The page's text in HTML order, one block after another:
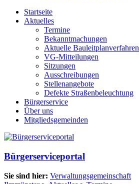
Startseite
Aktuelles
Termine
Bekanntmachungen
Aktuelle Bauleitplanverfahren
VG-Mitteilungen
Sitzungen
Ausschreibungen
Stellenangebote
Defekte Straßenbeleuchtung
Bürgerservice
Über uns
Mitgliedsgemeinden
Bürgerserviceportal
Sie sind hier: Verwaltungsgemeinschaft